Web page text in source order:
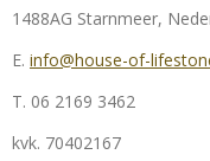
1488AG Starnmeer,
E. info@house-of-
T. 06 2169 3462
kvk. 70402167